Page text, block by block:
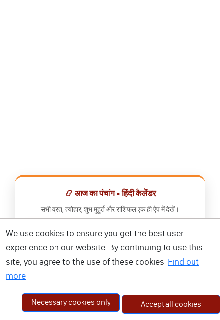
📿 आज का पंचांग • हिंदी कैलेंडर
सभी व्रत, त्योहार, शुभ मुहूर्त और राशिफल एक ही ऐप में देखें।
📅 हिंदी कैलेंडर ऐप डाउनलोड करें
We use cookies to ensure you get the best user
experience on our website. By continuing to use this
site, you agree to the use of these cookies. Find out
more
Necessary cookies only Accept all cookies